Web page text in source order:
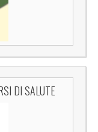
DI SALUTE